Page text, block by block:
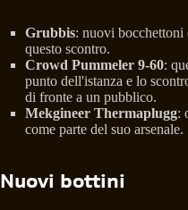
Grubbis: nuovi bocchettoni
questo scontro.
Crowd Pummeler 9-60:
punto dell'istanza e lo
di fronte a un pubblico.
Mekgineer Thermaplugg:
come parte del suo arsenale.
Nuovi bottini